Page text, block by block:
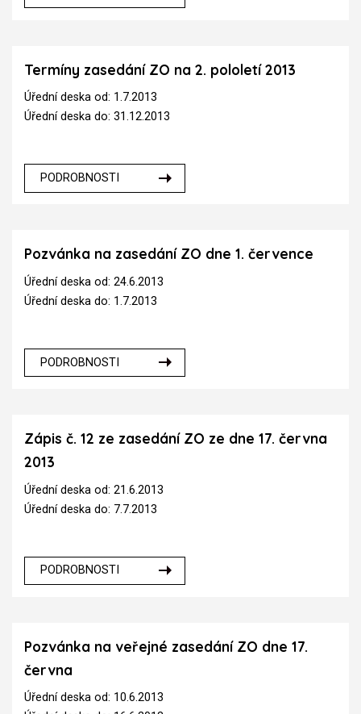
Termíny zasedání ZO na 2. pololetí 2013
Úřední deska od: 1.7.2013
Úřední deska do: 31.12.2013
PODROBNOSTI
Pozvánka na zasedání ZO dne 1. července
Úřední deska od: 24.6.2013
Úřední deska do: 1.7.2013
PODROBNOSTI
Zápis č. 12 ze zasedání ZO ze dne 17. června
2013
Úřední deska od: 21.6.2013
Úřední deska do: 7.7.2013
PODROBNOSTI
Pozvánka na veřejné zasedání ZO dne 17.
června
Úřední deska od: 10.6.2013